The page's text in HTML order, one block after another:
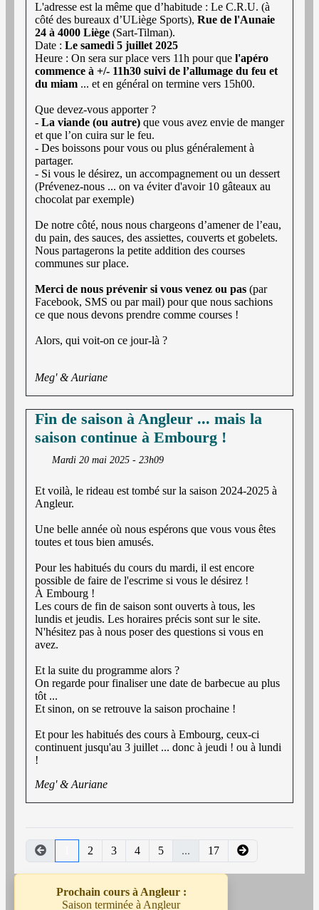
Prochain cours à Angleur :
Saison terminée à Angleur
L'adresse est la même que d’habitude : Le C.R.U. (à
côté des bureaux d’ULiège Sports), Rue de l'Aunaie
24 à 4000 Liège (Sart-Tilman).
Date : Le samedi 5 juillet 2025
Heure : On sera sur place vers 11h pour que l'apéro
commence à +/- 11h30 suivi de l’allumage du feu et
du miam ... et en général on termine vers 15h00.
Que devez-vous apporter ?
- La viande (ou autre) que vous avez envie de manger
et que l’on cuira sur le feu.
- Des boissons pour vous ou plus généralement à
partager.
- Si vous le désirez, un accompagnement ou un dessert
(Prévenez-nous ... on va éviter d'avoir 10 gâteaux au
chocolat par exemple)
De notre côté, nous nous chargeons d’amener de l’eau,
du pain, des sauces, des assiettes, couverts et gobelets.
Nous partagerons la petite addition des courses
communes sur place.
Merci de nous prévenir si vous venez ou pas (par
Facebook, SMS ou par mail) pour que nous sachions
ce que nous devons prendre comme courses !
Alors, qui voit-on ce jour-là ?
Meg' & Auriane
Fin de saison à Angleur ... mais la
saison continue à Embourg !
Mardi 20 mai 2025 - 23h09
Et voilà, le rideau est tombé sur la saison 2024-2025 à
Angleur.
Une belle année où nous espérons que vous vous êtes
toutes et tous bien amusés.
Pour les habitués du cours du mardi, il est encore
possible de faire de l'escrime si vous le désirez !
À Embourg !
Les cours de fin de saison sont ouverts à tous, les
lundis et jeudis. Les horaires précis sont sur le site.
N'hésitez pas à nous poser des questions si vous en
avez.
Et la suite du programme alors ?
On regarde pour finaliser une date de barbecue au plus
tôt ...
Et sinon, on se retrouve la saison prochaine !
Et pour les habitués des cours à Embourg, ceux-ci
continuent jusqu'au 3 juillet ... donc à jeudi ! ou à lundi
!
Meg' & Auriane
2 3 4 5 ... 17